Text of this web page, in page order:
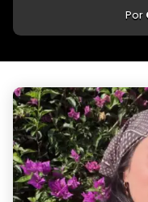
Por